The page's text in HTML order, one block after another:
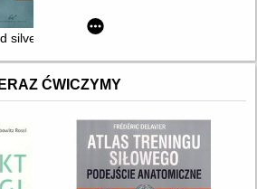
silver lanterns a muslim book of colors
ĆWICZYMY